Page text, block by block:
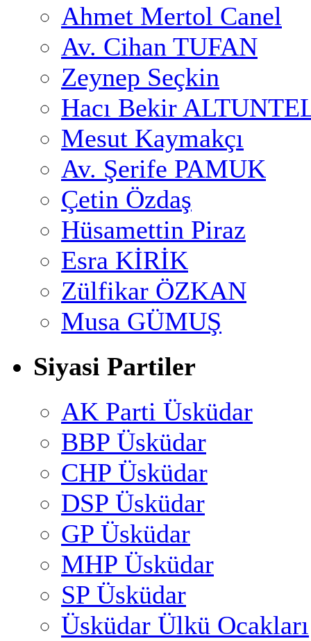
Ahmet Mertol Canel
Av. Cihan TUFAN
Zeynep Seçkin
Hacı Bekir
Mesut Kaymakçı
Av. Şerife PAMUK
Çetin Özdaş
Hüsamettin Piraz
Esra KİRİK
Zülfikar ÖZKAN
Musa GÜMUŞ
Siyasi Partiler
AK Parti Üsküdar
BBP Üsküdar
CHP Üsküdar
DSP Üsküdar
GP Üsküdar
MHP Üsküdar
SP Üsküdar
Üsküdar Ülkü Ocakları